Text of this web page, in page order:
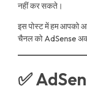
नहीं कर सकते।
इस पोस्ट में हम आपको
चैनल को AdSense
✅